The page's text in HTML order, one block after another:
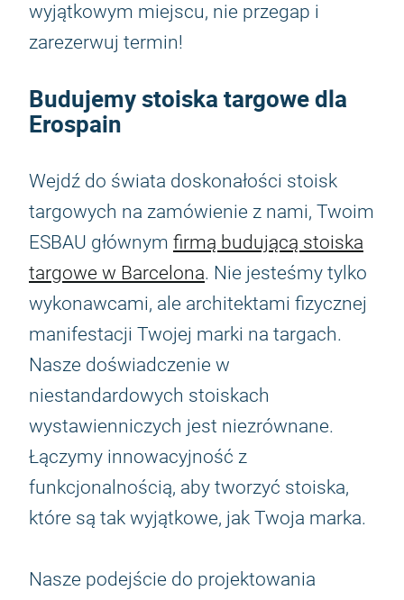
wyjątkowym miejscu, nie przegap i
zarezerwuj termin!
Budujemy stoiska targowe dla
Erospain
Wejdź do świata doskonałości stoisk
targowych na zamówienie z nami, Twoim
ESBAU głównym firmą budującą stoiska
targowe w Barcelona. Nie jesteśmy tylko
wykonawcami, ale architektami fizycznej
manifestacji Twojej marki na targach.
Nasze doświadczenie w
niestandardowych stoiskach
wystawienniczych jest niezrównane.
Łączymy innowacyjność z
funkcjonalnością, aby tworzyć stoiska,
które są tak wyjątkowe, jak Twoja marka.
Nasze podejście do projektowania